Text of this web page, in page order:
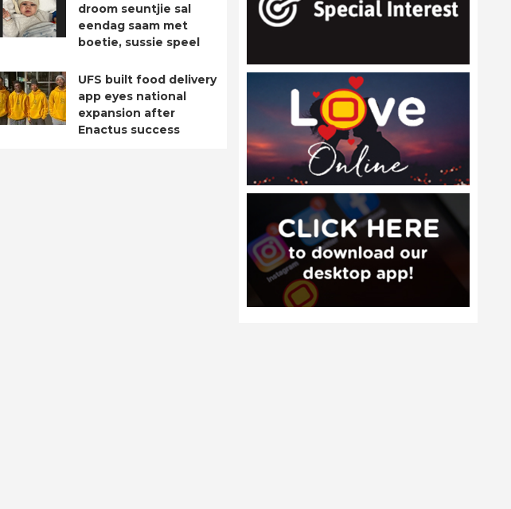
droom seuntjie sal
eendag saam met
boetie, sussie speel
UFS built food delivery
app eyes national
expansion after
Enactus success